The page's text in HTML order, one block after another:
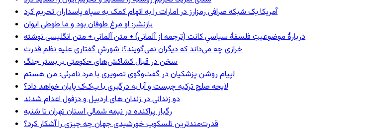
آمریکا یک شبکه صرافی رمزارز در امارات را به اتهام کمک به سپاه پاسداران تحریم کرد
بازنشر: او مرغ طوفان بود و ما طوطی ایوان
دربارهٔ موضوعیتِ فلسفهٔ سیاسیِ کانت (ترجمه از آلمانی) + متن آلمانی + متن انگلیسی نوشته
خرازی چه می‌داند که دیگران نمی‌گویند؟؛ شورشِ گفتاری علیه نظم قدرت
سخن در قبال کشاکش‌های حکومتی بر بستر جنگ
پیام روشن پزشکیان در گفت‌و‌گوی تصویری با مرد نامرئی: من هستم!
لایحه صلح ترکیه چیست و آیا به درگیری با پ‌ک‌ک پایان خواهد داد؟
دو زندانی در زندان های اردبیل و دزفول اعدام شدند
رگبار پراکنده در نیمه شمالی استان تهران تا شنبه
قدرت‌مندترین تلسکوپ خورشیدی جهان چه چیزی را آشکار کرد؟